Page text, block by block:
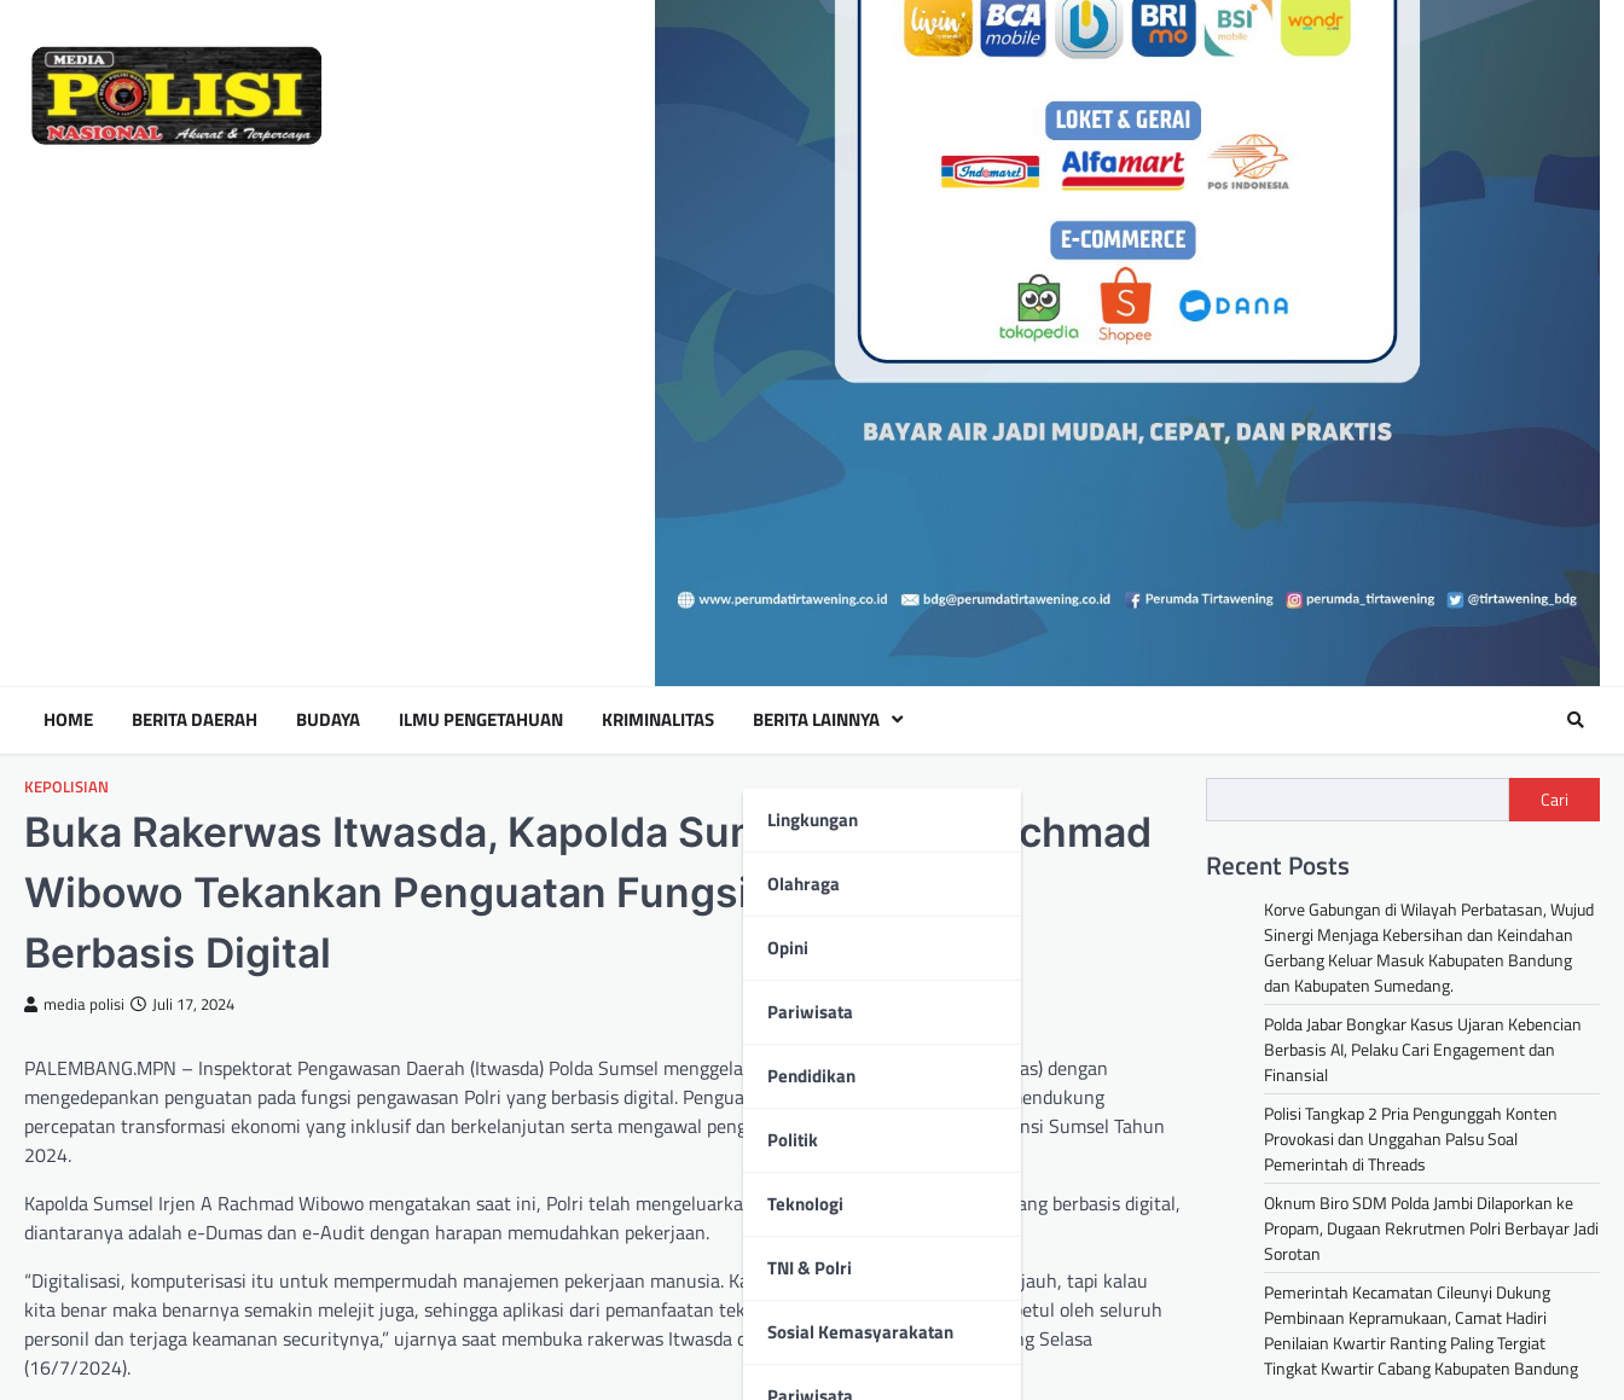
HOME BERITA DAERAH BUDAYA ILMU PENGETAHUAN KRIMINALITAS BERITA LAINNYA
Lingkungan
Olahraga
Opini
Pariwisata
Pendidikan
Politik
Teknologi
TNI & Polri
Sosial Kemasyarakatan
KEPOLISIAN
Buka Rakerwas Itwasda, Kapolda Sumsel Irjen A Rachmad
Wibowo Tekankan Penguatan Fungsi Pengawasan
Berbasis Digital
media polisi Juli 17, 2024
PALEMBANG.MPN – Inspektorat Pengawasan Daerah (Itwasda) Polda Sumsel menggelar rapat kerja pengawasan (rakerwas) dengan
mengedepankan penguatan pada fungsi pengawasan Polri yang berbasis digital. Penguatan dimaksudkan dalam rangka mendukung
percepatan transformasi ekonomi yang inklusif dan berkelanjutan serta mengawal pengawanan Pilkada serentak di Provinsi Sumsel Tahun
2024.
Kapolda Sumsel Irjen A Rachmad Wibowo mengatakan saat ini, Polri telah mengeluarkan beberapa produk pengawasan yang berbasis digital,
diantaranya adalah e-Dumas dan e-Audit dengan harapan memudahkan pekerjaan.
“Digitalisasi, komputerisasi itu untuk mempermudah manajemen pekerjaan manusia. Kalau kita salah, salahnya semakin jauh, tapi kalau
kita benar maka benarnya semakin melejit juga, sehingga aplikasi dari pemanfaatan teknologi digital ini harus dipahami betul oleh seluruh
personil dan terjaga keamanan securitynya,” ujarnya saat membuka rakerwas Itwasda disalah satu hotel dikota Palembang Selasa
(16/7/2024).
Cari
Recent Posts
Korve Gabungan di Wilayah Perbatasan, Wujud
Sinergi Menjaga Kebersihan dan Keindahan
Gerbang Keluar Masuk Kabupaten Bandung
dan Kabupaten Sumedang.
Polda Jabar Bongkar Kasus Ujaran Kebencian
Berbasis AI, Pelaku Cari Engagement dan
Finansial
Polisi Tangkap 2 Pria Pengunggah Konten
Provokasi dan Unggahan Palsu Soal
Pemerintah di Threads
Oknum Biro SDM Polda Jambi Dilaporkan ke
Propam, Dugaan Rekrutmen Polri Berbayar Jadi
Sorotan
Pemerintah Kecamatan Cileunyi Dukung
Pembinaan Kepramukaan, Camat Hadiri
Penilaian Kwartir Ranting Paling Tergiat
Tingkat Kwartir Cabang Kabupaten Bandung